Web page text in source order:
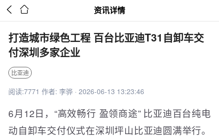
  资讯详情
打造城市绿色工程 百台比亚迪T31自卸车交
付深圳多家企业
比亚迪
阅读:7771 作者: 李骅 · 2026-06-13 13:23:46
6月12日，“高效畅行 盈领商途” 比亚迪百台纯电
动自卸车交付仪式在深圳坪山比亚迪圆满举行。